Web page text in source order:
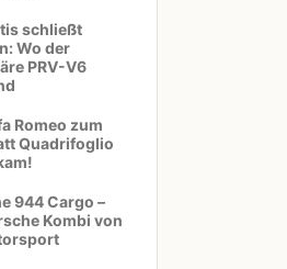
schließt
Wo der
PRV-V6
Romeo zum
Quadrifoglio
944 Cargo –
Kombi von